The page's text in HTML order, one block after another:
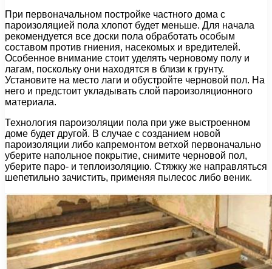
При первоначальном постройке частного дома с
пароизоляцией пола хлопот будет меньше. Для начала
рекомендуется все доски пола обработать особым
составом против гниения, насекомых и вредителей.
Особенное внимание стоит уделять черновому полу и
лагам, поскольку они находятся в близи к грунту.
Установите на место лаги и обустройте черновой пол. На
него и предстоит укладывать слой пароизоляционного
материала.
Технология пароизоляции пола при уже выстроенном
доме будет другой. В случае с созданием новой
пароизоляции либо капремонтом ветхой первоначально
уберите напольное покрытие, снимите черновой пол,
уберите паро- и теплоизоляцию. Стяжку же направляться
шепетильно зачистить, применяя пылесос либо веник.